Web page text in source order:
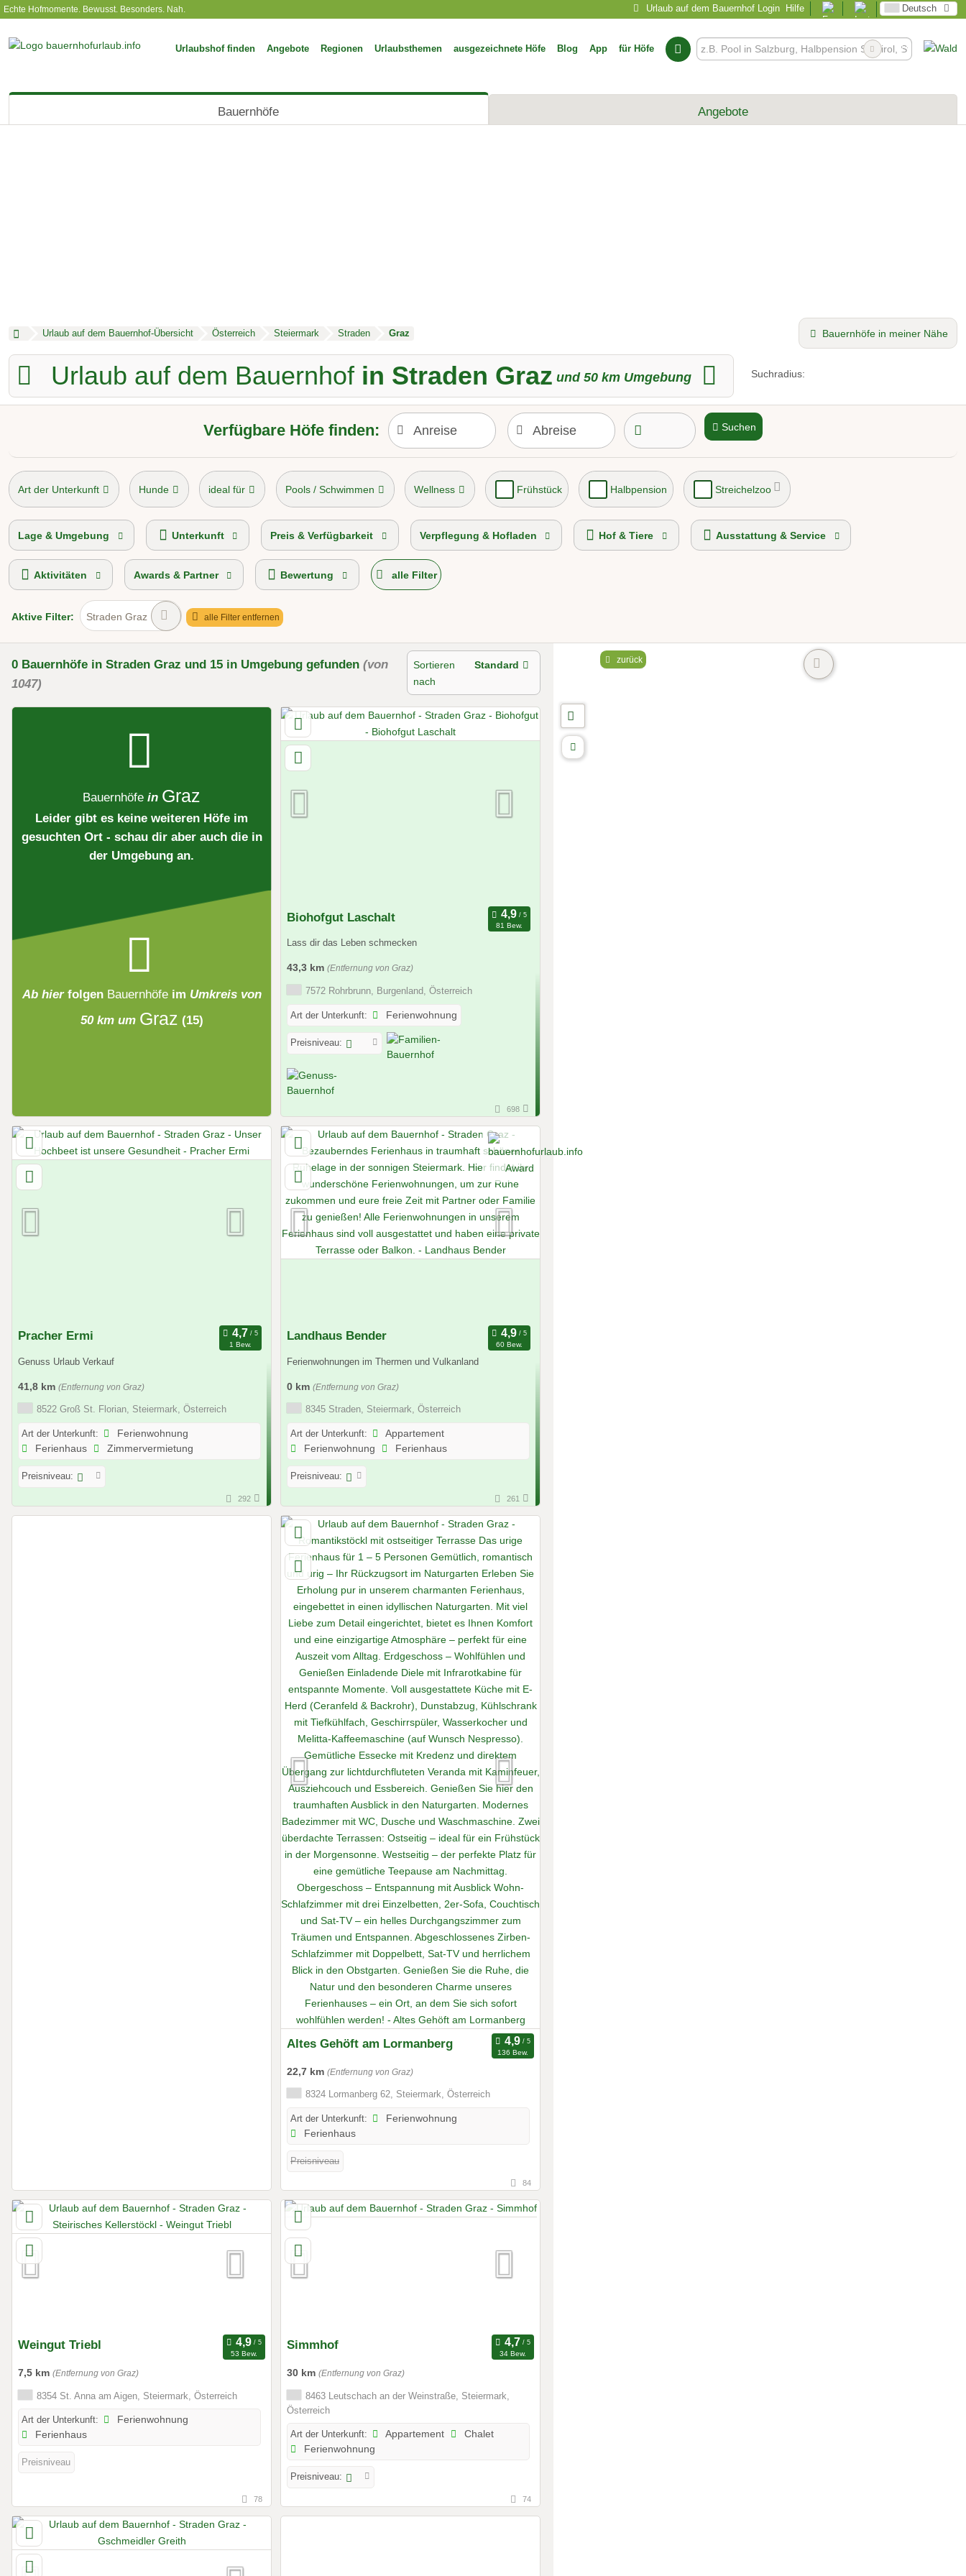
Echte Hofmomente. Bewusst. Besonders. Nah. Urlaub auf dem Bauernhof Login Hilfe Deutsch
Urlaubshof finden Angebote Regionen Urlaubsthemen ausgezeichnete Höfe Blog App für Höfe
Bauernhöfe Angebote
Urlaub auf dem Bauernhof-Übersicht Österreich Steiermark Straden Graz Bauernhöfe in meiner Nähe
Urlaub auf dem Bauernhof in Straden Graz und 50 km Umgebung Suchradius:
Verfügbare Höfe finden: Suchen
Art der Unterkunft Hunde ideal für Pools / Schwimmen Wellness Frühstück Halbpension Streichelzoo
Camping am Bauernhof Preisniveau Top-Hof 2026 Urlaub auf der Alm
Lage & Umgebung Unterkunft Preis & Verfügbarkeit Verpflegung & Hofladen Hof & Tiere Ausstattung & Service
Aktivitäten Awards & Partner Bewertung alle Filter
Aktive Filter: Straden Graz alle Filter entfernen
0 Bauernhöfe in Straden Graz und 15 in Umgebung gefunden (von
1047)
Sortieren
nach
Standard
Bauernhöfe in Graz
Leider gibt es keine weiteren Höfe im
gesuchten Ort - schau dir aber auch die in
der Umgebung an.
Ab hier folgen Bauernhöfeim Umkreis von
50 km um Graz (15)
Biohofgut Laschalt
81 Bew.
Lass dir das Leben schmecken
43,3 km (Entfernung von Graz)
7572 Rohrbrunn, Burgenland, Österreich
Art der Unterkunft: Ferienwohnung
Preisniveau:
698
Pracher Ermi
1 Bew.
Genuss Urlaub Verkauf
41,8 km (Entfernung von Graz)
8522 Groß St. Florian, Steiermark, Österreich
Art der Unterkunft:
Ferienwohnung
Ferienhaus
Zimmervermietung
Preisniveau:
292
Landhaus Bender
60 Bew.
Ferienwohnungen im Thermen und Vulkanland
0 km (Entfernung von Graz)
8345 Straden, Steiermark, Österreich
Art der Unterkunft:
Appartement
Ferienwohnung
Ferienhaus
Preisniveau:
261
Altes Gehöft am Lormanberg
136 Bew.
22,7 km (Entfernung von Graz)
8324 Lormanberg 62, Steiermark, Österreich
Art der Unterkunft:
Ferienwohnung
Ferienhaus
Preisniveau
84
Weingut Triebl
53 Bew.
7,5 km (Entfernung von Graz)
8354 St. Anna am Aigen, Steiermark, Österreich
Art der Unterkunft:
Ferienwohnung
Ferienhaus
Preisniveau
78
Simmhof
34 Bew.
30 km (Entfernung von Graz)
8463 Leutschach an der Weinstraße, Steiermark,
Österreich
Art der Unterkunft: Appartement
Chalet
Ferienwohnung
Preisniveau:
74
zurück